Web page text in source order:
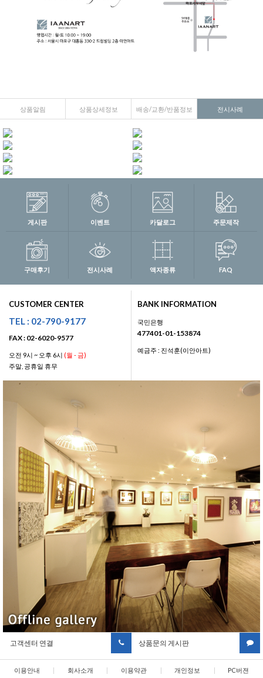
상품알림 상품상세정보 배송/교환/반품정보 전시사례
게시판 이벤트 카달로그 주문제작
구매후기 전시사례 액자종류 FAQ
CUSTOMER CENTER
TEL : 02-790-9177
FAX : 02-6020-9577
오전 9시 ~ 오후 6시 (월 - 금)
주말, 공휴일 휴무
BANK INFORMATION
국민은행
477401-01-153874
예금주 : 진석훈(이안아트)
고객센터 연결 상품문의 게시판
이용안내 | 회사소개 | 이용약관 | 개인정보 | PC버젼